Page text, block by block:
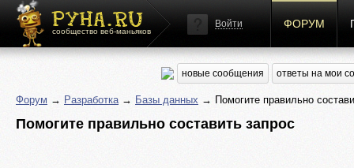
сообщество веб-маньяков
Войти ФОРУМ
новые сообщения ответы на мои
Форум → Разработка→ Базы данных → Помогите правильно
Помогите правильно составить запрос